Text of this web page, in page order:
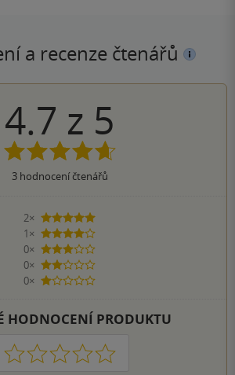
a recenze čtenářů
4.7 z 5
3hodnocení čtenářů
2×
5 hvězdiček
1×
4 hvězdičky
0×
3 hvězdičky
0×
2 hvězdičky
0×
1 hvezdička
HODNOCENÍ PRODUKTU
1 2 3 4 5